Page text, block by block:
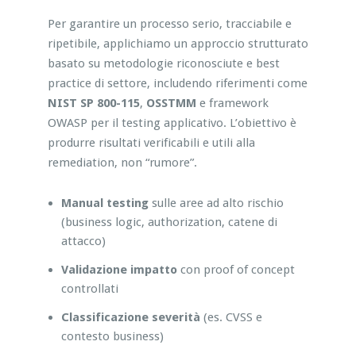
Per garantire un processo serio, tracciabile e
ripetibile, applichiamo un approccio strutturato
basato su metodologie riconosciute e best
practice di settore, includendo riferimenti come
NIST SP 800-115, OSSTMM e framework
OWASP per il testing applicativo. L’obiettivo è
produrre risultati verificabili e utili alla
remediation, non “rumore”.
Manual testingsulle aree ad alto rischio
(business logic, authorization, catene di
attacco)
Validazione impattocon proof of concept
controllati
Classificazione severità (es. CVSS e
contesto business)